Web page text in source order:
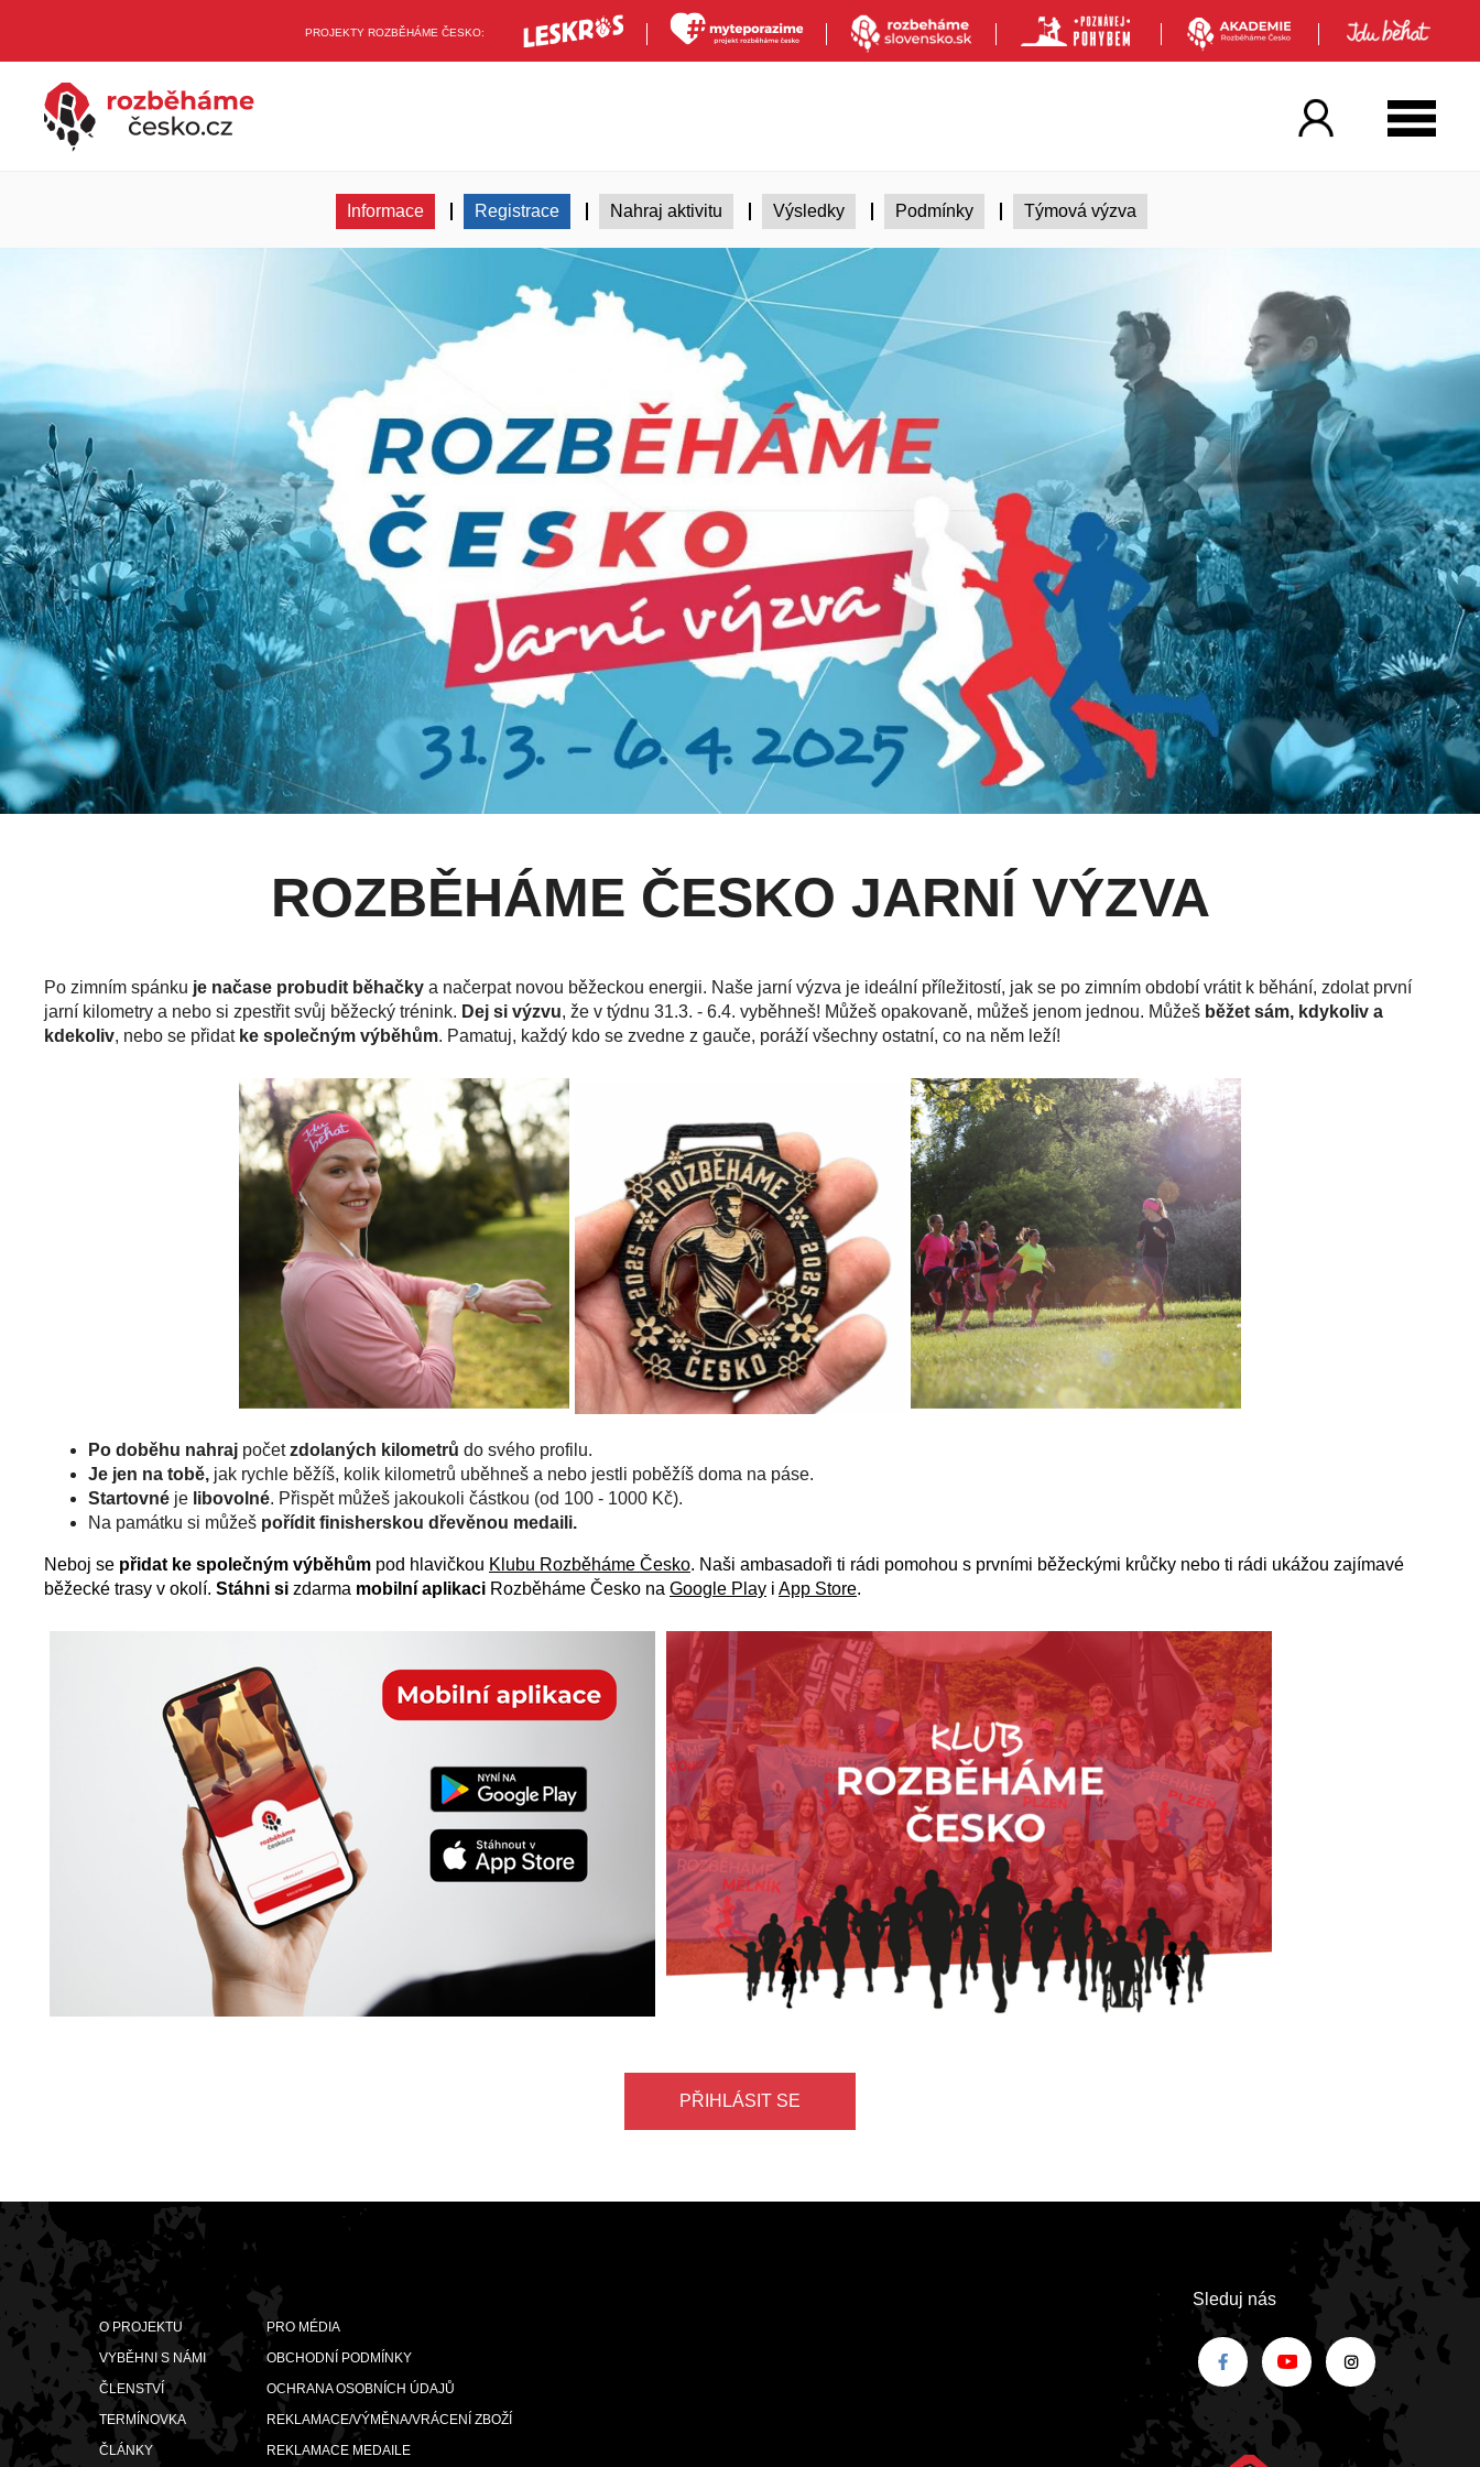
PROJEKTY ROZBĚHÁME ČESKO:
Informace Registrace Nahraj aktivitu Výsledky Podmínky Týmová výzva
ROZBĚHÁME ČESKO JARNÍ VÝZVA
Po zimním spánku je načase probudit běhačky a načerpat novou běžeckou energii. Naše jarní výzva je ideální příležitostí, jak se po zimním období vrátit k běhání, zdolat první
jarní kilometry a nebo si zpestřit svůj běžecký trénink. Dej si výzvu, že v týdnu 31.3. - 6.4. vyběhneš! Můžeš opakovaně, můžeš jenom jednou. Můžeš běžet sám, kdykoliv a
kdekoliv, nebo se přidat ke společným výběhům. Pamatuj, každý kdo se zvedne z gauče, poráží všechny ostatní, co na něm leží!
Po doběhu nahraj početzdolaných kilometrů do svého profilu.
Je jen na tobě, jak rychle běžíš, kolik kilometrů uběhneš a nebo jestli poběžíš doma na páse.
Startovné je libovolné. Přispět můžeš jakoukoli částkou (od 100 - 1000 Kč).
Na památku si můžeš pořídit finisherskou dřevěnou medaili.
Neboj se přidat ke společným výběhům pod hlavičkou Klubu Rozběháme Česko. Naši ambasadoři ti rádi pomohou s prvními běžeckými krůčky nebo ti rádi ukážou zajímavé
běžecké trasy v okolí. Stáhni si zdarma mobilní aplikaci Rozběháme Česko na Google Play i App Store.
PŘIHLÁSIT SE
O PROJEKTU
VYBĚHNI S NÁMI
ČLENSTVÍ
TERMÍNOVKA
ČLÁNKY
PRO MÉDIA
OBCHODNÍ PODMÍNKY
OCHRANA OSOBNÍCH ÚDAJŮ
REKLAMACE/VÝMĚNA/VRÁCENÍ ZBOŽÍ
REKLAMACE MEDAILE
Sleduj nás